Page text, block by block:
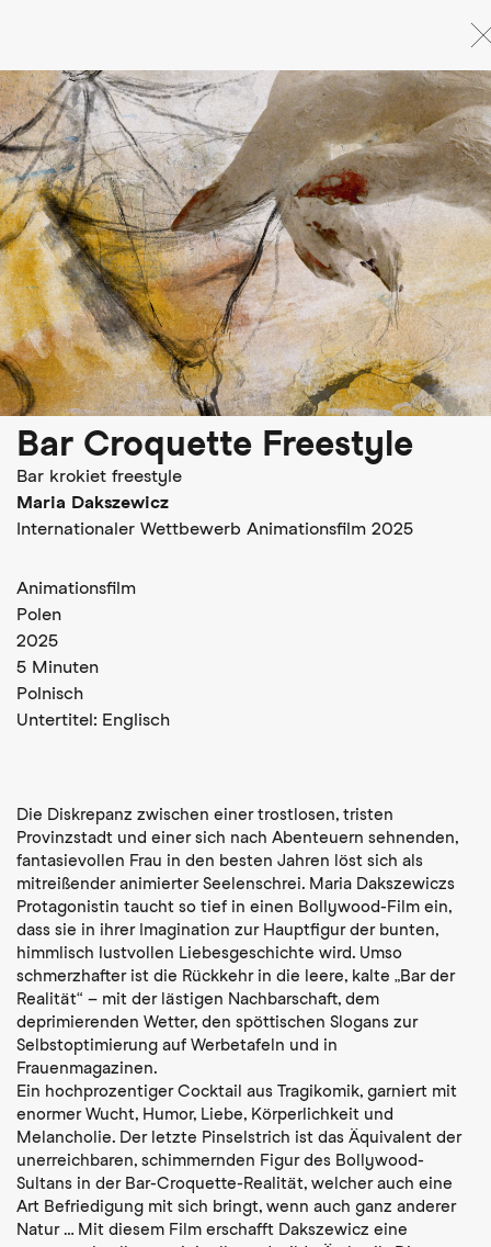
Inhalt
Bar Croquette Freestyle
Bar krokiet freestyle
Maria Dakszewicz
Internationaler Wettbewerb Animationsfilm 2025
Animationsfilm
Polen
2025
5 Minuten
Polnisch
Untertitel: Englisch
Die Diskrepanz zwischen einer trostlosen, tristen
Provinzstadt und einer sich nach Abenteuern sehnenden,
fantasievollen Frau in den besten Jahren löst sich als
mitreißender animierter Seelenschrei. Maria Dakszewiczs
Protagonistin taucht so tief in einen Bollywood-Film ein,
dass sie in ihrer Imagination zur Hauptfigur der bunten,
himmlisch lustvollen Liebesgeschichte wird. Umso
schmerzhafter ist die Rückkehr in die leere, kalte „Bar der
Realität“ – mit der lästigen Nachbarschaft, dem
deprimierenden Wetter, den spöttischen Slogans zur
Selbstoptimierung auf Werbetafeln und in
Frauenmagazinen.
Ein hochprozentiger Cocktail aus Tragikomik, garniert mit
enormer Wucht, Humor, Liebe, Körperlichkeit und
Melancholie. Der letzte Pinselstrich ist das Äquivalent der
unerreichbaren, schimmernden Figur des Bollywood-
Sultans in der Bar-Croquette-Realität, welcher auch eine
Art Befriedigung mit sich bringt, wenn auch ganz anderer
Natur … Mit diesem Film erschafft Dakszewicz eine